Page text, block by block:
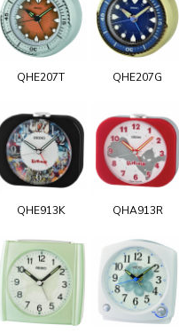
QHE207T QHE207G
QHE913K QHA913R